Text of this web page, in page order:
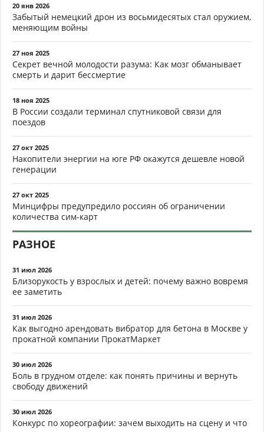
20 янв 2026
Забытый немецкий дрон из восьмидесятых стал оружием,
меняющим войны
27 ноя 2025
Секрет вечной молодости разума: Как мозг обманывает
смерть и дарит бессмертие
18 ноя 2025
В России создали терминал спутниковой связи для
поездов
27 окт 2025
Накопители энергии на юге РФ окажутся дешевле новой
генерации
27 окт 2025
Минцифры предупредило россиян об ограничении
количества сим-карт
РАЗНОЕ
31 июл 2026
Близорукость у взрослых и детей: почему важно вовремя
ее заметить
31 июл 2026
Как выгодно арендовать вибратор для бетона в Москве у
прокатной компании ПрокатМаркет
30 июл 2026
Боль в грудном отделе: как понять причины и вернуть
свободу движений
30 июл 2026
Конкурс по хореографии: зачем выходить на сцену и что